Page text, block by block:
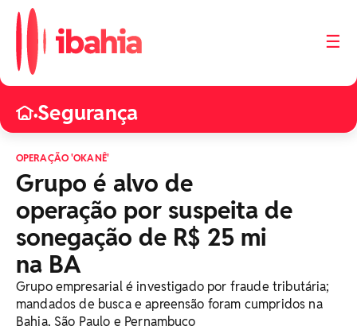
☰
•Segurança
OPERAÇÃO 'OKANÊ'
Grupo é alvo de
operação por suspeita de
sonegação de R$ 25 mi
na BA
Grupo empresarial é investigado por fraude tributária;
mandados de busca e apreensão foram cumpridos na
Bahia, São Paulo e Pernambuco